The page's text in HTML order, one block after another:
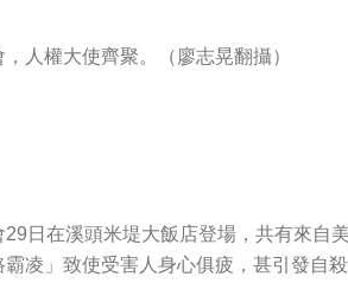
人權大使齊聚。（廖志晃翻攝）
日在溪頭米堤大飯店登場，共有來自
凌」致使受害人身心俱疲，甚引發自